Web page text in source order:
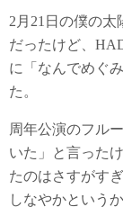
2月21日の僕の
だったけど、
に「なんでめぐ
た。
周年公演のフル
いた」と言った
たのはさすがす
しなやかという